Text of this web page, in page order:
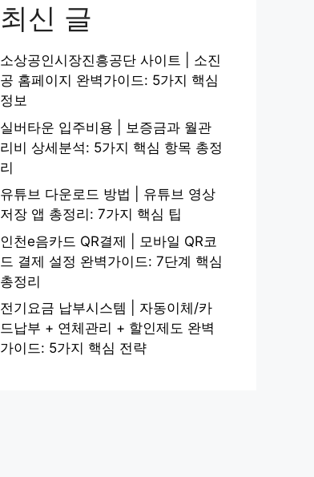
최신 글
소상공인시장진흥공단 사이트 | 소진
공 홈페이지 완벽가이드: 5가지 핵심
정보
실버타운 입주비용 | 보증금과 월관
리비 상세분석: 5가지 핵심 항목 총정
리
유튜브 다운로드 방법 | 유튜브 영상
저장 앱 총정리: 7가지 핵심 팁
인천e음카드 QR결제 | 모바일 QR코
드 결제 설정 완벽가이드: 7단계 핵심
총정리
전기요금 납부시스템 | 자동이체/카
드납부 + 연체관리 + 할인제도 완벽
가이드: 5가지 핵심 전략